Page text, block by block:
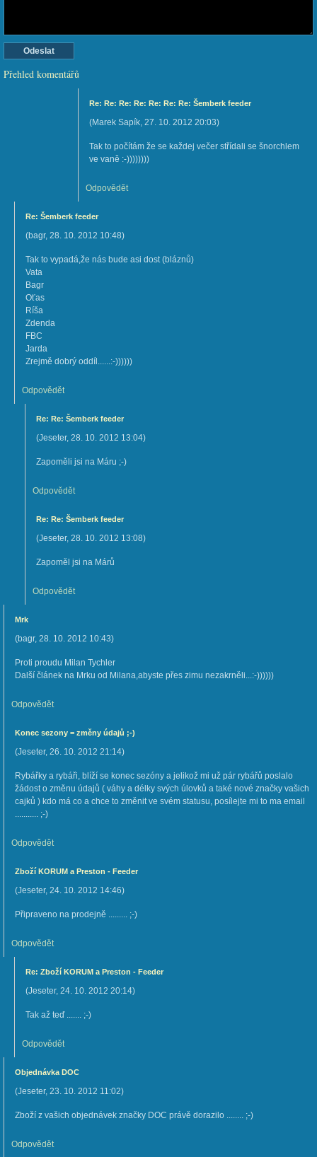
Přehled komentářů
Re: Re: Re: Re: Re: Re: Re: Šemberk feeder
(Marek Sapík, 27. 10. 2012 20:03)
Tak to počítám že se každej večer střídali se šnorchlem
ve vaně :-))))))))
Odpovědět
Re: Šemberk feeder
(bagr, 28. 10. 2012 10:48)
Tak to vypadá,že nás bude asi dost (bláznů)
Vata
Bagr
Oťas
Ríša
Zdenda
FBC
Jarda
Zrejmě dobrý oddíl......:-))))))
Odpovědět
Re: Re: Šemberk feeder
(Jeseter, 28. 10. 2012 13:04)
Zapoměli jsi na Máru ;-)
Odpovědět
Re: Re: Šemberk feeder
(Jeseter, 28. 10. 2012 13:08)
Zapoměl jsi na Márů
Odpovědět
Mrk
(bagr, 28. 10. 2012 10:43)
Proti proudu Milan Tychler
Další článek na Mrku od Milana,abyste přes zimu nezakrněli...:-))))))
Odpovědět
Konec sezony = změny údajů ;-)
(Jeseter, 26. 10. 2012 21:14)
Rybářky a rybáři, blíží se konec sezóny a jelikož mi už pár rybářů poslalo
žádost o změnu údajů ( váhy a délky svých úlovků a také nové značky vašich
cajků ) kdo má co a chce to změnit ve svém statusu, posílejte mi to ma email
........... ;-)
Odpovědět
Zboží KORUM a Preston - Feeder
(Jeseter, 24. 10. 2012 14:46)
Připraveno na prodejně ......... ;-)
Odpovědět
Re: Zboží KORUM a Preston - Feeder
(Jeseter, 24. 10. 2012 20:14)
Tak až teď ....... ;-)
Odpovědět
Objednávka DOC
(Jeseter, 23. 10. 2012 11:02)
Zboží z vašich objednávek značky DOC právě dorazilo ........ ;-)
Odpovědět